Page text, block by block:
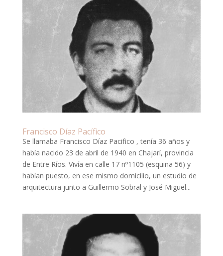
Francisco Díaz Pacífico
Se llamaba Francisco Díaz Pacifico , tenía 36 años y
había nacido 23 de abril de 1940 en Chajarí, provincia
de Entre Ríos. Vivía en calle 17 nº1105 (esquina 56) y
habían puesto, en ese mismo domicilio, un estudio de
arquitectura junto a Guillermo Sobral y José Miguel...